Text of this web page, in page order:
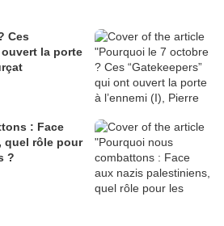
la porte
: Face
quel rôle pour
?